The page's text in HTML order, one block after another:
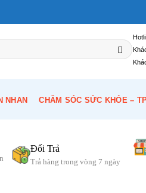
NHAN CHĂM SÓC SỨC KHỎE –
Đổi Trả
Trả hàng trong vòng 7 ngày